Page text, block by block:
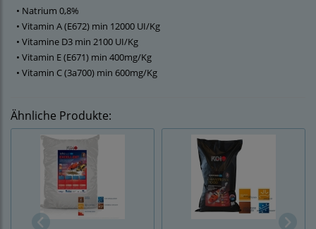
• Natrium 0,8%
• Vitamin A (E672) min 12000 UI/Kg
• Vitamine D3 min 2100 UI/Kg
• Vitamin E (E671) min 400mg/Kg
• Vitamin C (3a700) min 600mg/Kg
Ähnliche Produkte: